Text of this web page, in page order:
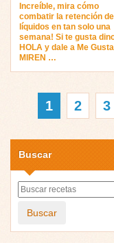
Increíble, mira cómo
combatir la retención de
líquidos en tan solo una
semana! Si te gusta
HOLA y dale a Me Gusta
MIREN …
1 2 3
Buscar
Buscar